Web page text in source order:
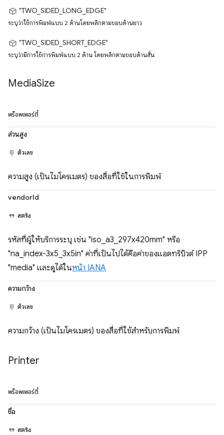
"TWO_SIDED_LONG_EDGE"
ระบุว่าใช้การพิมพ์แบบ 2 ด้านโดยพลิกตามขอบด้านยาว
"TWO_SIDED_SHORT_EDGE"
ระบุว่ามีการใช้การพิมพ์แบบ 2 ด้าน โดยพลิกตามขอบด้านสั้น
MediaSize
พร็อพเพอร์ตี้
ส่วนสูง
ตัวเลข
ความสูง (เป็นไมโครเมตร) ของสื่อที่ใช้ในการพิมพ์
vendorId
สตริง
รหัสที่ผู้ให้บริการระบุ เช่น "iso_a3_297x420mm" หรือ
"na_index-3x5_3x5in" ค่าที่เป็นไปได้คือค่าของแอตทริบิวต์ IPP
"media" และดูได้ในหน้า IANA
ความกว้าง
ตัวเลข
ความกว้าง (เป็นไมโครเมตร) ของสื่อที่ใช้สำหรับการพิมพ์
Printer
พร็อพเพอร์ตี้
ชื่อ
สตริง